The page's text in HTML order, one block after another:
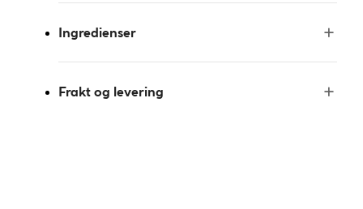
Ingredienser
Frakt og levering